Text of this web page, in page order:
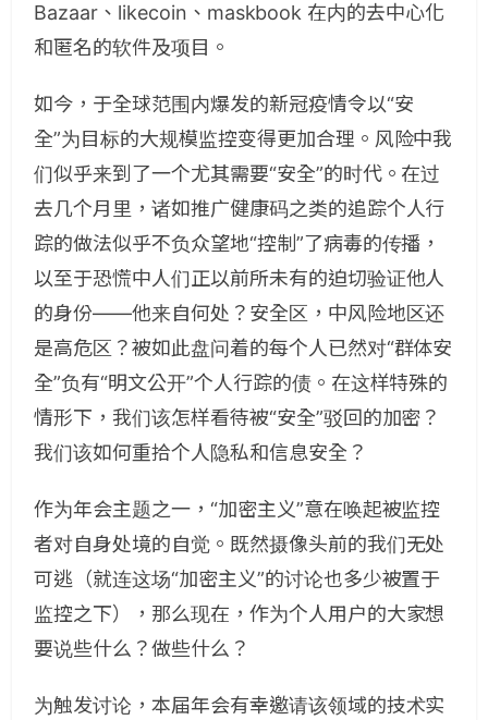
Bazaar、likecoin、maskbook 在内的去中心化
和匿名的软件及项目。
如今，于全球范围内爆发的新冠疫情令以“安
全”为目标的大规模监控变得更加合理。风险中我
们似乎来到了一个尤其需要“安全”的时代。在过
去几个月里，诸如推广健康码之类的追踪个人行
踪的做法似乎不负众望地“控制”了病毒的传播，
以至于恐慌中人们正以前所未有的迫切验证他人
的身份——他来自何处？安全区，中风险地区还
是高危区？被如此盘问着的每个人已然对“群体安
全”负有“明文公开”个人行踪的债。在这样特殊的
情形下，我们该怎样看待被“安全”驳回的加密？
我们该如何重拾个人隐私和信息安全？
作为年会主题之一，“加密主义”意在唤起被监控
者对自身处境的自觉。既然摄像头前的我们无处
可逃（就连这场“加密主义”的讨论也多少被置于
监控之下），那么现在，作为个人用户的大家想
要说些什么？做些什么？
为触发讨论，本届年会有幸邀请该领域的技术实